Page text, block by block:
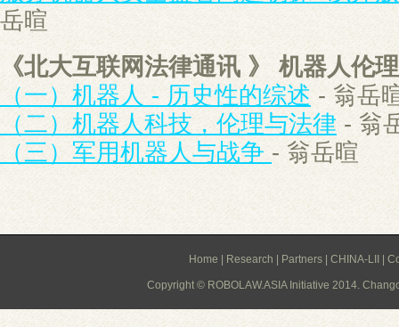
岳暄
《北大互联网法律通讯 》 机器人伦
（一）机器人 - 历史性的综述 - 翁岳
（二）机器人科技，伦理与法律 - 翁
（三）军用机器人与战争 - 翁岳暄
Home Research Partners CHINA-LII
Copyright © ROBOLAW.ASIA Initiative 2014.